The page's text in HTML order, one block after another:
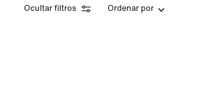
Ocultar filtros Ordenar por